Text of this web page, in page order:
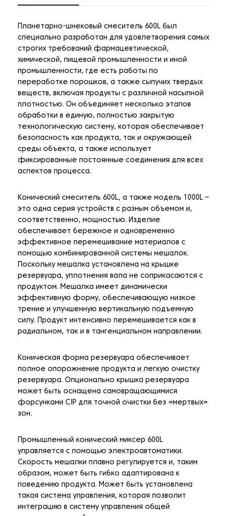
Планетарно-шнековый смеситель 600L был
специально разработан для удовлетворения самых
строгих требований фармацевтической,
химической, пищевой промышленности и иной
промышленности, где есть работы по
переработке порошков, а также сыпучих твердых
веществ, включая продукты с различной насыпной
плотностью. Он объединяет несколько этапов
обработки в единую, полностью закрытую
технологическую систему, которая обеспечивает
безопасность как продукта, так и окружающей
среды объекта, а также использует
фиксированные постоянные соединения для всех
аспектов процесса.
Конический смеситель 600L, а также модель 1000L –
это одна серия устройств с разным объемом и,
соответственно, мощностью. Изделие
обеспечивает бережное и одновременно
эффективное перемешивание материалов с
помощью комбинированной системы мешалок.
Поскольку мешалка установлена ​​на крышке
резервуара, уплотнения вала не соприкасаются с
продуктом. Мешалка имеет динамически
эффективную форму, обеспечивающую низкое
трение и улучшенную вертикальную подъемную
силу. Продукт интенсивно перемешивается как в
радиальном, так и в тангенциальном направлении.
Коническая форма резервуара обеспечивает
полное опорожнение продукта и легкую очистку
резервуара. Опционально крышка резервуара
может быть оснащена самовращающимися
форсунками CIP для точной очистки без «мертвых»
зон.
Промышленный конический миксер 600L
управляется с помощью электроавтоматики.
Скорость мешалки плавно регулируется и, таким
образом, может быть гибко адаптирована к
поведению продукта. Может быть установлена
такая система управления, которая позволит
интеграцию в систему управления общей